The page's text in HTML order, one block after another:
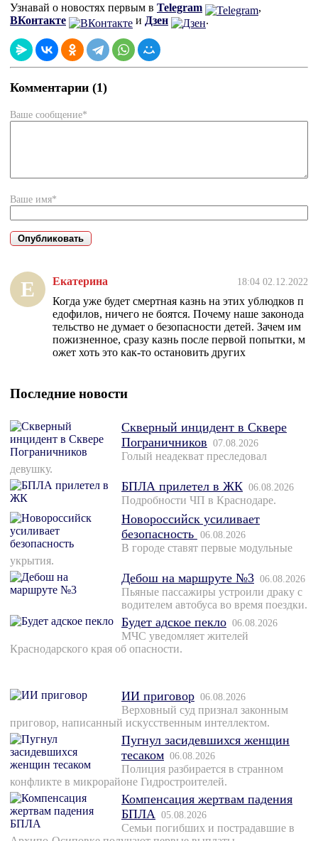
Узнавай о новостях первым в Telegram
,
ВКонтакте
и Дзен .
Комментарии (1)
Ваше сообщение*
Ваше имя*
Е Екатерина 18:04 02.12.2022
Когда уже будет смертная казнь на этих ублюдков п
едофилов, ничего не боятся. Почему наше законода
тельство не думает о безопасности детей. Зачем им
пожизненное, сразу казнь после первой попытки, м
ожет хоть это как-то остановить других
Последние новости
Скверный инцидент в Сквере
Пограничников 07.08.2026
Голый неадекват преследовал
девушку.
БПЛА прилетел в ЖК 06.08.2026
Подробности ЧП в Краснодаре.
Новороссийск усиливает
безопасность 06.08.2026
В городе ставят первые модульные
укрытия.
Дебош на маршруте №3 06.08.2026
Пьяные пассажиры устроили драку с
водителем автобуса во время поездки.
Будет адское пекло 06.08.2026
МЧС уведомляет жителей
Краснодарского края об опасности.
ИИ приговор 06.08.2026
Верховный суд признал законным
приговор, написанный искусственным интеллектом.
Пугнул засидевшихся женщин
тесаком 06.08.2026
Полиция разбирается в странном
конфликте в микрорайоне Гидростроителей.
Компенсация жертвам падения
БПЛА
05.08.2026
Семьи погибших и пострадавшие в